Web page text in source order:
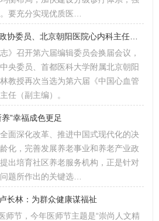
要充分实现优质医…
》召开第六届编辑委员会换届会议，
央委员、首都医科大学附属北京朝阳
教授再次当选为第六届《中国心血管
任（副主编）。
”幸福成色更足
面深化改革、推进中国式现代化的决
化，完善发展养老事业和养老产业政
出培育社区养老服务机构，正是针对
题所作出的关键选…
长林：为群众健康谋福祉
师节，今年医师节主题是“崇尚人文精